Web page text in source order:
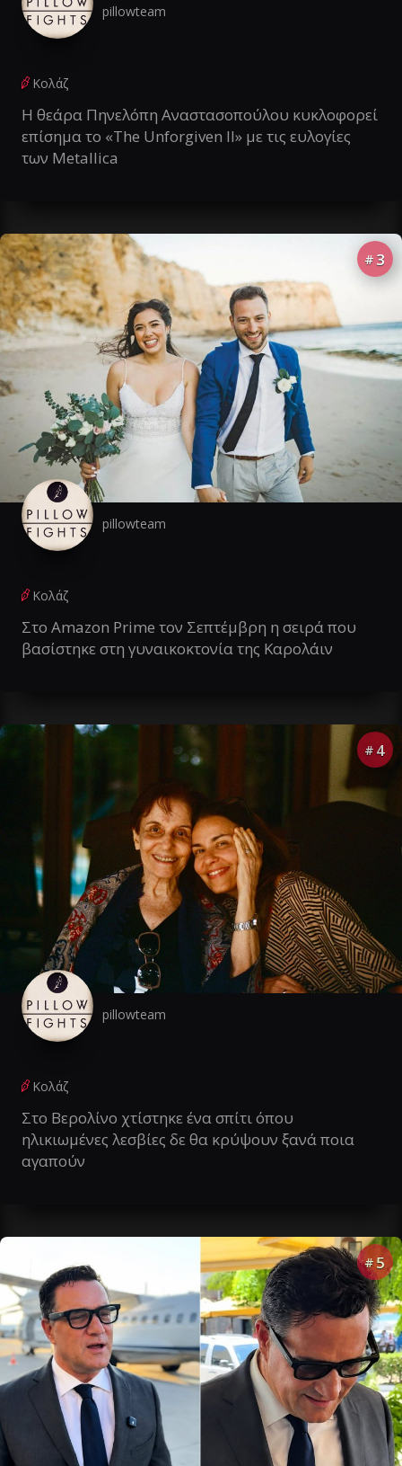
pillowteam
Κολάζ
Η θεάρα Πηνελόπη Αναστασοπούλου κυκλοφορεί
επίσημα το «The Unforgiven II» με τις ευλογίες
των Metallica
# 3
pillowteam
Κολάζ
Στο Amazon Prime τον Σεπτέμβρη η σειρά που
βασίστηκε στη γυναικοκτονία της Καρολάιν
# 4
pillowteam
Κολάζ
Στο Βερολίνο χτίστηκε ένα σπίτι όπου
ηλικιωμένες λεσβίες δε θα κρύψουν ξανά ποια
αγαπούν
# 5